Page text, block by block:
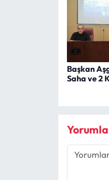
Başkan
Saha ve 2